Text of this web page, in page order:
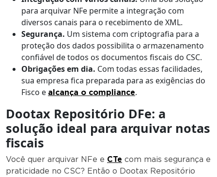
para arquivar NFe permite a integração com
diversos canais para o recebimento de XML.
Segurança. Um sistema com criptografia para a
proteção dos dados possibilita o armazenamento
confiável de todos os documentos fiscais do CSC.
Obrigações em dia. Com todas essas facilidades,
sua empresa fica preparada para as exigências do
Fisco e alcança o compliance.
Dootax Repositório DFe: a
solução ideal para arquivar notas
fiscais
Você quer arquivar NFe e CTe com mais segurança e
praticidade no CSC? Então o Dootax Repositório